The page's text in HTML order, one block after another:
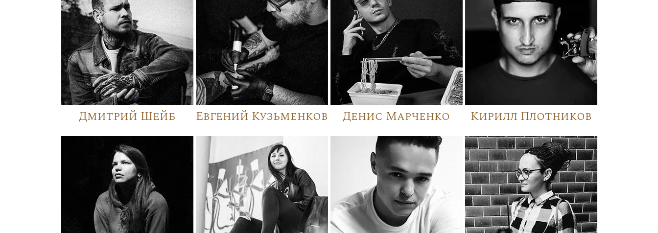
Дмитрий Шейб Евгений Кузьменков Денис Марченко Кирилл Плотников